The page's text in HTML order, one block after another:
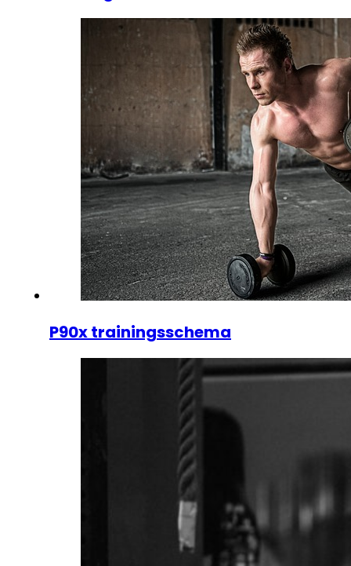
P90x trainingsschema